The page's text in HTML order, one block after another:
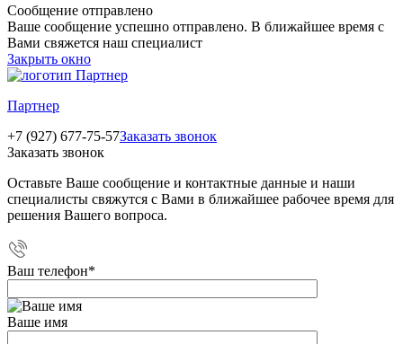
Сообщение отправлено
Ваше сообщение успешно отправлено. В ближайшее время с
Вами свяжется наш специалист
Закрыть окно
Партнер
+7 (927) 677-75-57Заказать звонок
Заказать звонок
Оставьте Ваше сообщение и контактные данные и наши
специалисты свяжутся с Вами в ближайшее рабочее время для
решения Вашего вопроса.
Ваш телефон*
Ваше имя